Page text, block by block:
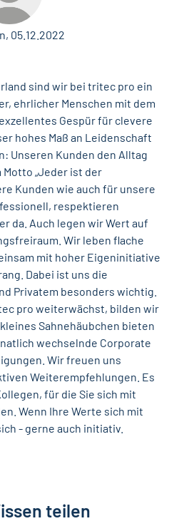
05.12.2022
sind wir bei tritec pro ein
ehrlicher Menschen mit dem
Gespür für clevere
hohes Maß an Leidenschaft
Unseren Kunden den Alltag
„Jeder ist der
Kunden wie auch für unsere
respektieren
da. Auch legen wir Wert auf
Wir leben flache
mit hoher Eigeninitiative
Dabei ist uns die
Privatem besonders wichtig.
pro weiterwächst, bilden wir
Sahnehäubchen bieten
wechselnde Corporate
Wir freuen uns
Weiterempfehlungen. Es
für die Sie sich mit
Wenn Ihre Werte sich mit
- gerne auch initiativ.
teilen